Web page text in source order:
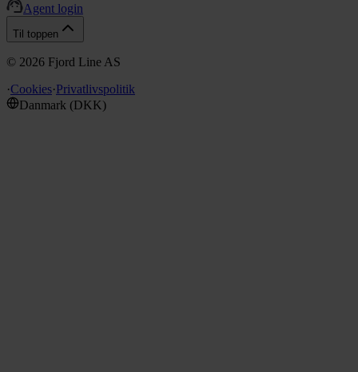
Agent login
Til toppen
© 2026 Fjord Line AS
·Cookies·Privatlivspolitik
Danmark (DKK)